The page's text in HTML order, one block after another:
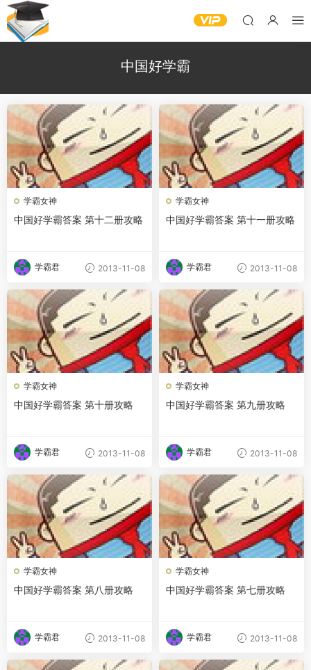
中国好学霸
学霸女神
中国好学霸答案 第十二册攻略
学霸君 2013-11-08
学霸女神
中国好学霸答案 第十一册攻略
学霸君 2013-11-08
学霸女神
中国好学霸答案 第十册攻略
学霸君 2013-11-08
学霸女神
中国好学霸答案 第九册攻略
学霸君 2013-11-08
学霸女神
中国好学霸答案 第八册攻略
学霸君 2013-11-08
学霸女神
中国好学霸答案 第七册攻略
学霸君 2013-11-08